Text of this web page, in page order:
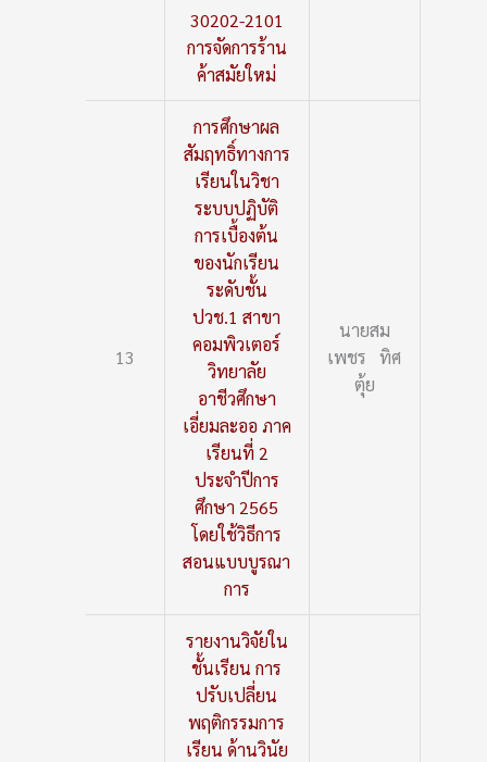
30202-2101
การจัดการร้าน
ค้าสมัยใหม่
13
การศึกษาผล
สัมฤทธิ์ทางการ
เรียนในวิชา
ระบบปฏิบัติ
การเบื้องต้น
ของนักเรียน
ระดับชั้น
ปวช.1 สาขา
คอมพิวเตอร์
วิทยาลัย
อาชีวศึกษา
เอี่ยมละออ ภาค
เรียนที่ 2
ประจำปีการ
ศึกษา 2565
โดยใช้วิธีการ
สอนแบบบูรณา
การ
นายสม
เพชร ทิศ
ตุ้ย
รายงานวิจัยใน
ชั้นเรียน การ
ปรับเปลี่ยน
พฤติกรรมการ
เรียน ด้านวินัย